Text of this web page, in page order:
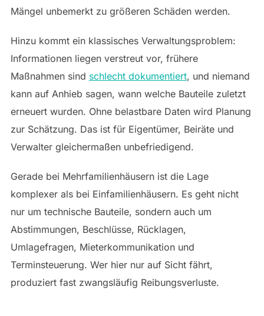
Mängel unbemerkt zu größeren Schäden werden.
Hinzu kommt ein klassisches Verwaltungsproblem:
Informationen liegen verstreut vor, frühere
Maßnahmen sind schlecht dokumentiert, und niemand
kann auf Anhieb sagen, wann welche Bauteile zuletzt
erneuert wurden. Ohne belastbare Daten wird Planung
zur Schätzung. Das ist für Eigentümer, Beiräte und
Verwalter gleichermaßen unbefriedigend.
Gerade bei Mehrfamilienhäusern ist die Lage
komplexer als bei Einfamilienhäusern. Es geht nicht
nur um technische Bauteile, sondern auch um
Abstimmungen, Beschlüsse, Rücklagen,
Umlagefragen, Mieterkommunikation und
Terminsteuerung. Wer hier nur auf Sicht fährt,
produziert fast zwangsläufig Reibungsverluste.